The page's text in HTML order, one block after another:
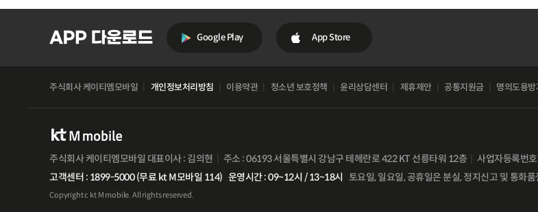
Google Play App Store
주식회사 케이티엠모바일 개인정보처리방침 이용약관 청소년 보호정책 윤리상담센터 제휴제안 공통지원금 명의도용
주식회사 케이티엠모바일 대표이사 : 김의현 주소 : 06193 서울특별시 강남구 테헤란로 422 KT 선릉타워 12층 사업자등록번
고객센터 : 1899-5000 (무료 kt M모바일 114) 운영시간 : 09~12시 / 13~18시 토요일, 일요일, 공휴일은 분실, 정지신고 및 통화
Copyright c kt M mobile. All rights reserved.